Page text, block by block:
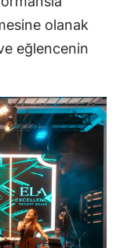
olanak
eğlencenin